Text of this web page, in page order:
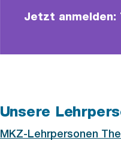
Jetzt anmelden:
Unsere
MKZ-Lehrpersonen